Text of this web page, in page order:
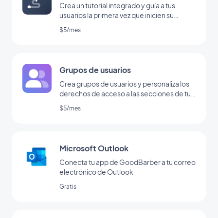
Crea un tutorial integrado y guía a tus
usuarios la primera vez que inicien su
$5/mes
Grupos de usuarios
Crea grupos de usuarios y personaliza los
derechos de acceso a las secciones de tu
$5/mes
Microsoft Outlook
Conecta tu app de GoodBarber a tu correo
electrónico de Outlook
Gratis